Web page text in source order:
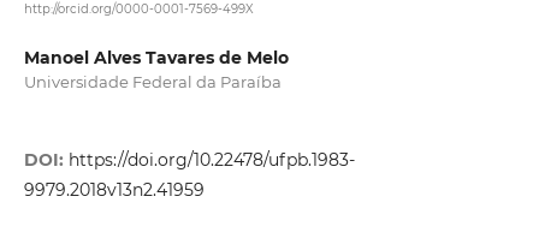
http://orcid.org/0000-0001-7569-499X
Manoel Alves Tavares de Melo
Universidade Federal da Paraíba
DOI: https://doi.org/10.22478/ufpb.1983-
9979.2018v13n2.41959